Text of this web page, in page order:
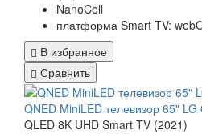
NanoCell
платформа Smart TV:
В избранное
Сравнить
QNED MiniLED телевизор 65" LG
QLED 8K UHD Smart TV (2021)